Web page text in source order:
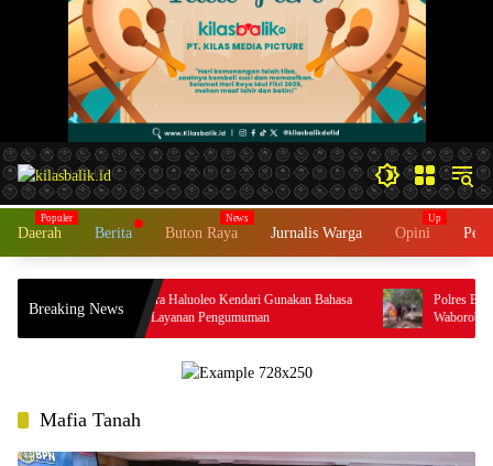
Daerah Berita Buton Raya Jurnalis Warga Opini
Breaking News
Resmi! Bandara Haluoleo Kendari Gunakan Bahasa
Tolaki dalam Layanan Pengumuman
Polres Baubau
Waborobo, Polisi Buru
Mafia Tanah